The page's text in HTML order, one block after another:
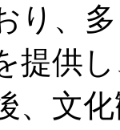
り、
提供
、文